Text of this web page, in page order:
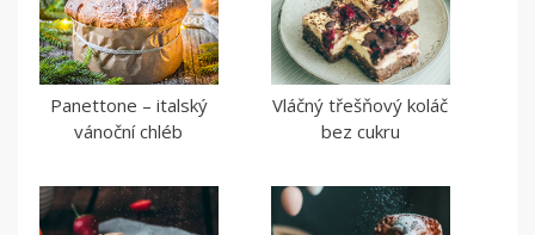
Panettone – italský
vánoční chléb
Vláčný třešňový koláč
bez cukru